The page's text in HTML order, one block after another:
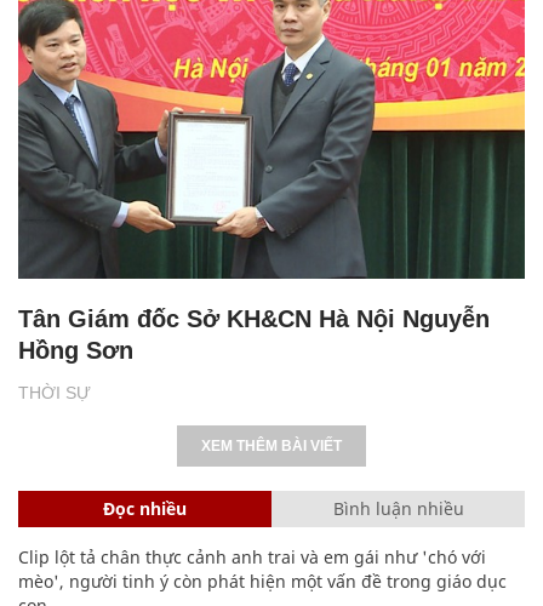
THỜI SỰ
Tân Giám đốc Sở KH&CN Hà Nội Nguyễn
Hồng Sơn
XEM THÊM BÀI VIẾT
Đọc nhiều Bình luận nhiều
Clip lột tả chân thực cảnh anh trai và em gái như 'chó với
mèo', người tinh ý còn phát hiện một vấn đề trong giáo dục